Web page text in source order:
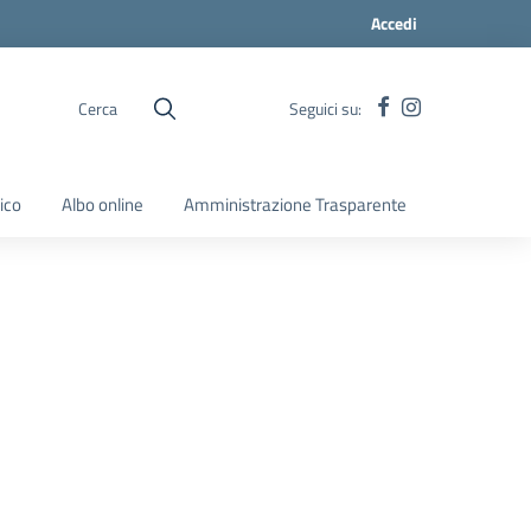
Accedi
Cerca Seguici su:
Albo online Amministrazione Trasparente